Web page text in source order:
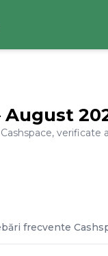
August
Cashspace, verificate
frecvente